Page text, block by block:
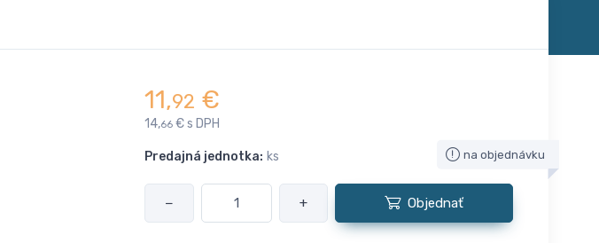
11,92 €
14,66 € s DPH
Predajná jednotka: ks na objednávku
− + Objednať